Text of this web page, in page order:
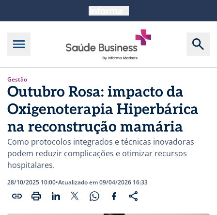
Gestão
Outubro Rosa: impacto da
Oxigenoterapia Hiperbárica
na reconstrução mamária
Como protocolos integrados e técnicas inovadoras
podem reduzir complicações e otimizar recursos
hospitalares.
28/10/2025 10:00•Atualizado em 09/04/2026 16:33